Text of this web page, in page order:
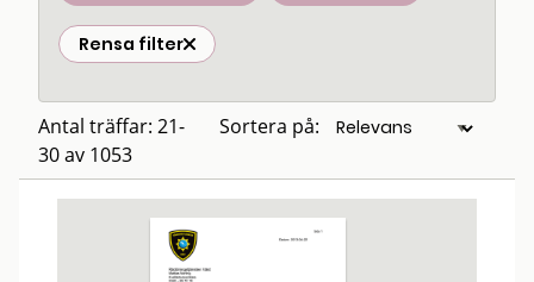
Rensa filter
Antal träffar: 21-
30 av 1053
Sortera på: